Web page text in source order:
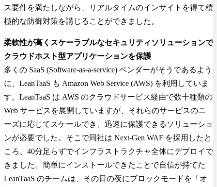
ス要件を満たしながら、リアルタイムのインサイトを得て積
極的な防御対策を講じることができました。
柔軟性が高くスケーラブルなセキュリティソリューションで
クラウドホスト型アプリケーションを保護
多くの SaaS (Software-as-a-service) ベンダーがそうであるよう
に、LeanTaaS も Amazon Web Service (AWS) を利用していま
す。LeanTaaS は AWS のクラウドサービス経由で数十種類の
Web サービスを展開していますが、それらのサービスのニ
ーズに応じてスケールでき、迅速に保護できるソリューショ
ンが必要でした。そこで同社は Next-Gen WAF を採用したと
ころ、40分足らずでインフラストラクチャ全体にデプロイで
きました。簡単にインストールできたことで自信が持てた
LeanTaaS のチームは、その日の夜にブロックモードを「オ